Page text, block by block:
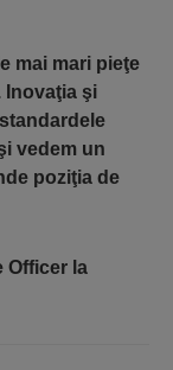
mai mari pieţe
Inovaţia şi
vedem un
poziţia de
Officer la